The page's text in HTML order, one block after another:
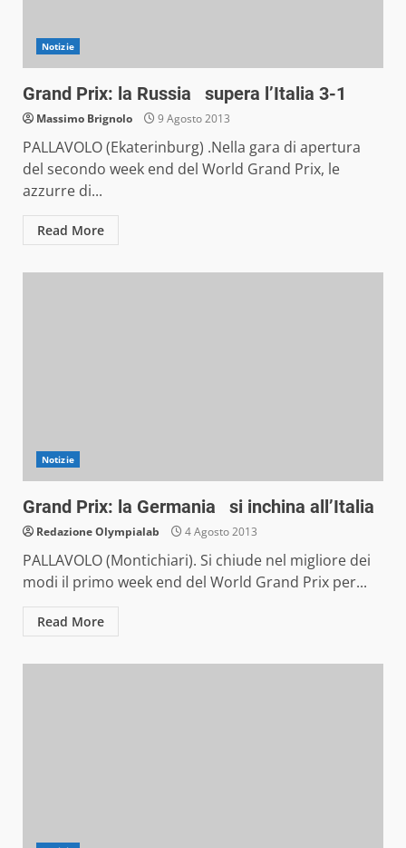
Notizie
Grand Prix: la Russia supera l’Italia 3-1
Massimo Brignolo 9 Agosto 2013
PALLAVOLO (Ekaterinburg) .Nella gara di apertura
del secondo week end del World Grand Prix, le
azzurre di...
Read More
Notizie
Grand Prix: la Germania si inchina all’Italia
Redazione Olympialab 4 Agosto 2013
PALLAVOLO (Montichiari). Si chiude nel migliore dei
modi il primo week end del World Grand Prix per...
Read More